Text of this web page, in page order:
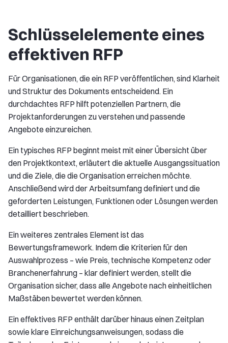
Schlüsselelemente eines
effektiven RFP
Für Organisationen, die ein RFP veröffentlichen, sind Klarheit
und Struktur des Dokuments entscheidend. Ein
durchdachtes RFP hilft potenziellen Partnern, die
Projektanforderungen zu verstehen und passende
Angebote einzureichen.
Ein typisches RFP beginnt meist mit einer Übersicht über
den Projektkontext, erläutert die aktuelle Ausgangssituation
und die Ziele, die die Organisation erreichen möchte.
Anschließend wird der Arbeitsumfang definiert und die
geforderten Leistungen, Funktionen oder Lösungen werden
detailliert beschrieben.
Ein weiteres zentrales Element ist das
Bewertungsframework. Indem die Kriterien für den
Auswahlprozess – wie Preis, technische Kompetenz oder
Branchenerfahrung – klar definiert werden, stellt die
Organisation sicher, dass alle Angebote nach einheitlichen
Maßstäben bewertet werden können.
Ein effektives RFP enthält darüber hinaus einen Zeitplan
sowie klare Einreichungsanweisungen, sodass die